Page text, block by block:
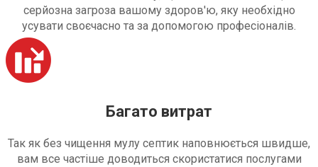
серйозна загроза вашому здоров'ю, яку необхідно
усувати своєчасно та за допомогою професіоналів.
Багато витрат
Так як без чищення мулу септик наповнюється швидше,
вам все частіше доводиться скористатися послугами